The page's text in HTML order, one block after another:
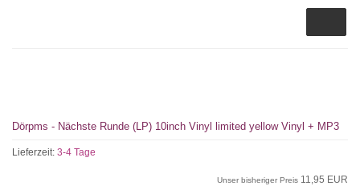
Dörpms - Nächste Runde (LP) 10inch Vinyl limited yellow Vinyl + MP3
Lieferzeit: 3-4 Tage
Unser bisheriger Preis 11,95 EUR